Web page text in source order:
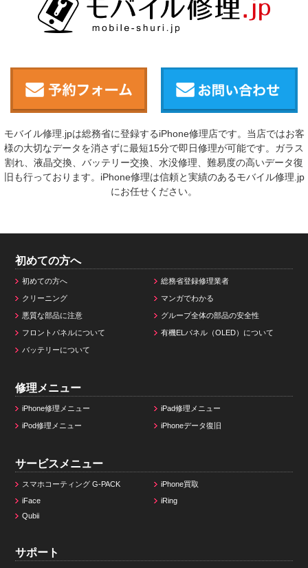
モバイル修理.jpは総務省に登録するiPhone修理店です。当店ではお客
様の大切なデータを消さずに最短15分で即日修理が可能です。ガラス
割れ、液晶交換、バッテリー交換、水没修理、難易度の高いデータ復
旧も行っております。iPhone修理は信頼と実績のあるモバイル修理.jp
にお任せください。
初めての方へ
初めての方へ 総務省登録修理業者
クリーニング マンガでわかる
悪質な部品に注意 グループ全体の部品の安全性
フロントパネルについて 有機ELパネル（OLED）について
バッテリーについて
修理メニュー
iPhone修理メニュー iPad修理メニュー
iPod修理メニュー iPhoneデータ復旧
サービスメニュー
スマホコーティング G-PACK
iPhone買取
iFace
iRing
Qubii
サポート